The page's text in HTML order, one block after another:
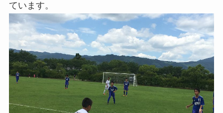
ています。